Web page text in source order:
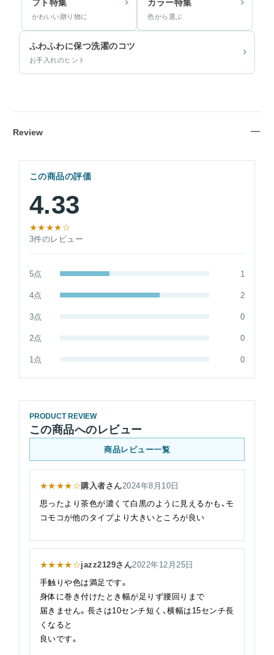
フト特集
かわいい贈り物に
カラー特集
色から選ぶ
ふわふわに保つ洗濯のコツ
お手入れのヒント
Review
この商品の評価
4.33
★★★★☆
3件のレビュー
5点 1
4点 2
3点 0
2点 0
1点 0
PRODUCT REVIEW
この商品へのレビュー
商品レビュー一覧
★★★★☆購入者さん2024年8月10日
思ったより茶色が濃くて白黒のように見えるかも、モ
コモコが他のタイプより大きいところが良い
★★★★☆jazz2129さん2022年12月25日
手触りや色は満足です。
身体に巻き付けたとき幅が足りず腰回りまで
届きません。長さは10センチ短く、横幅は15センチ長
くなると
良いです。